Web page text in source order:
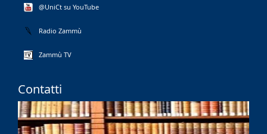
@UniCt su YouTube
Radio Zammù
Zammù TV
Contatti